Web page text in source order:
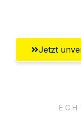
Jetzt